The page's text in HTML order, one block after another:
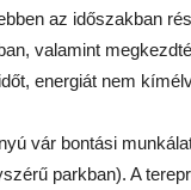
az időszakban
valamint
energiát nem
vár bontási
parkban). A